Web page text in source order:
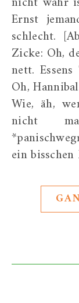
Ernst
schlecht.
Zicke: Oh,
nett.
Oh,
Wie, äh,
nicht
ein